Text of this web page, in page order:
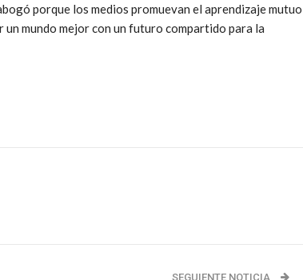
porque los medios promuevan el aprendizaje mutuo
mundo mejor con un futuro compartido para la
SEGUIENTE NOTICIA